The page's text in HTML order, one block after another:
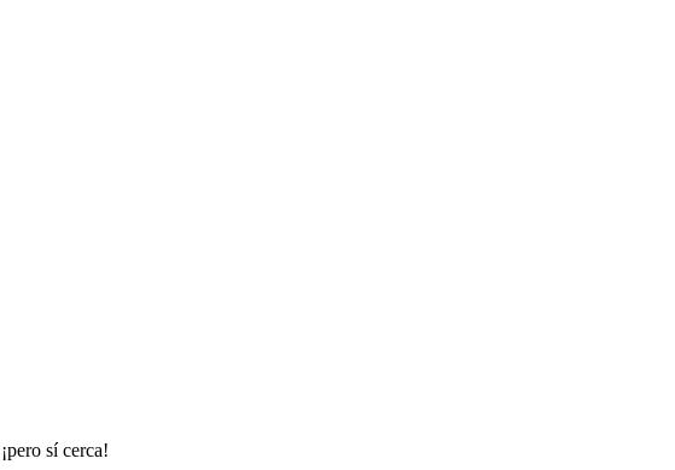
sí cerca!